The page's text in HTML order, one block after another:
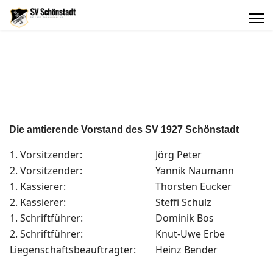
Die amtierende Vorstand des SV 1927 Schönstadt
1. Vorsitzender:
Jörg Peter
2. Vorsitzender:
Yannik Naumann
1. Kassierer:
Thorsten Eucker
2. Kassierer:
Steffi Schulz
1. Schriftführer:
Dominik Bos
2. Schriftführer:
Knut-Uwe Erbe
Liegenschaftsbeauftragter:
Heinz Bender